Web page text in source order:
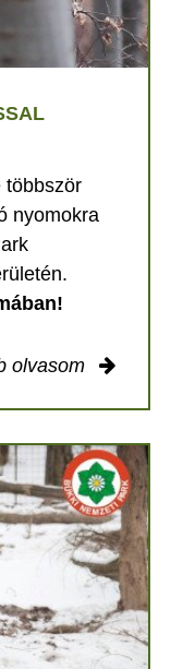
többször
nyomokra
olvasom